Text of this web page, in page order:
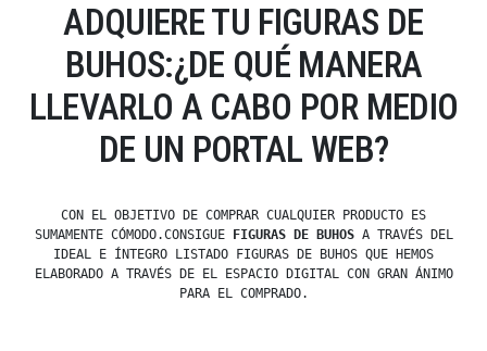
ADQUIERE TU FIGURAS DE
BUHOS:¿DE QUÉ MANERA
LLEVARLO A CABO POR MEDIO
DE UN PORTAL WEB?
CON EL OBJETIVO DE COMPRAR CUALQUIER PRODUCTO ES
SUMAMENTE CÓMODO.CONSIGUE
FIGURAS DE BUHOSA TRAVÉS DEL
IDEAL E ÍNTEGRO LISTADO FIGURAS DE BUHOS QUE HEMOS
ELABORADO A TRAVÉS DE EL ESPACIO DIGITAL CON GRAN ÁNIMO
PARA EL COMPRADO.